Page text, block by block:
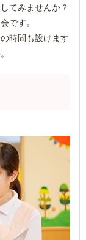
てみませんか？
です。
時間も設けます